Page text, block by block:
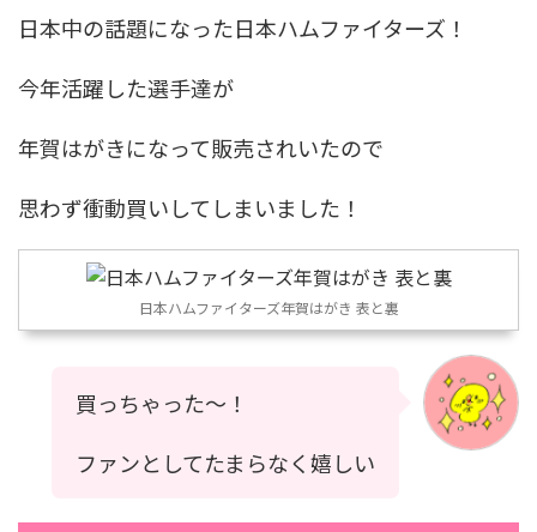
日本中の話題になった日本ハムファイターズ！
今年活躍した選手達が
年賀はがきになって販売されいたので
思わず衝動買いしてしまいました！
日本ハムファイターズ年賀はがき 表と裏
買っちゃった〜！
ファンとしてたまらなく嬉しい